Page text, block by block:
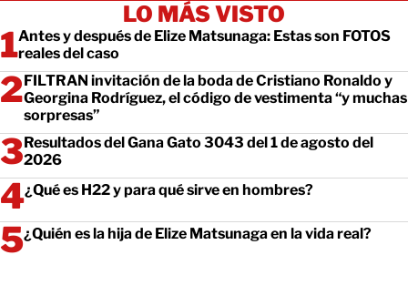
LO MÁS VISTO
Antes y después de Elize Matsunaga: Estas son FOTOS
reales del caso
FILTRAN invitación de la boda de Cristiano Ronaldo y
Georgina Rodríguez, el código de vestimenta “y muchas
sorpresas”
Resultados del Gana Gato 3043 del 1 de agosto del
2026
¿Qué es H22 y para qué sirve en hombres?
¿Quién es la hija de Elize Matsunaga en la vida real?